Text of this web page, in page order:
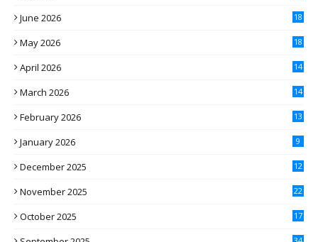
June 2026 18
May 2026 18
April 2026 14
March 2026 14
February 2026 13
January 2026 9
December 2025 12
November 2025 22
October 2025 17